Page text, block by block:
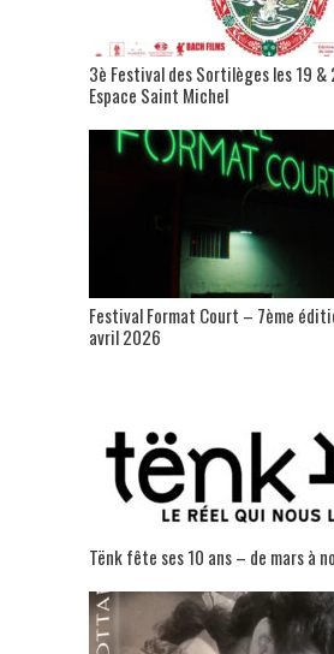
3è Festival des Sortilèges les 19
Espace Saint Michel
Festival Format Court – 7ème
avril 2026
Tënk fête ses 10 ans – de mars à